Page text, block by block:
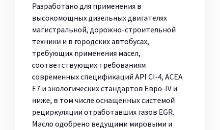
Разработано для применения в
высокомощных дизельных двигателях
магистральной, дорожно-строительной
техники и в городских автобусах,
требующих применения масел,
соответствующих требованиям
современных спецификаций API CI‑4, ACEA
E7 и экологических стандартов Евро-IV и
ниже, в том числе оснащённых системой
рециркуляции отработавших газов EGR.
Масло одобрено ведущими мировыми и